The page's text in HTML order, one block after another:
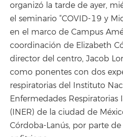
organizó la tarde de ayer,
el seminario “COVID-19 y
en el marco de Campus
coordinación de Elizabeth
director del centro, Jacob
como ponentes con dos
respiratorias del Instituto
Enfermedades Respiratorias
(INER) de la ciudad de
Córdoba-Lanús, por parte